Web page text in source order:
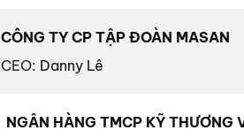
CÔNG TY CP TẬP ĐOÀN MASAN
CEO: Danny Lê
NGÂN HÀNG TMCP KỸ THƯƠNG